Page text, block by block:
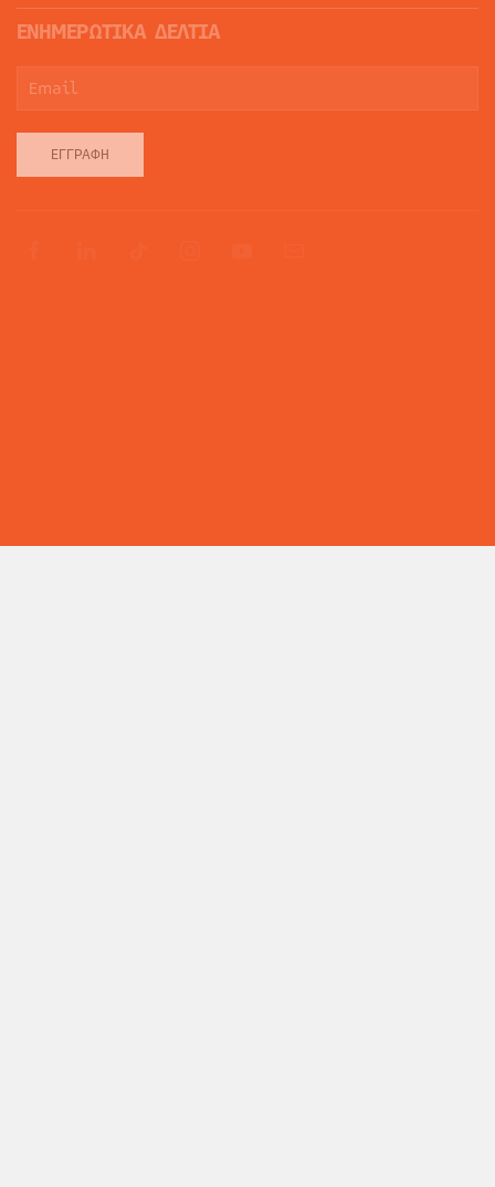
ΕΝΗΜΕΡΩΤΙΚΑ ΔΕΛΤΙΑ
ΕΓΓΡΑΦΉ